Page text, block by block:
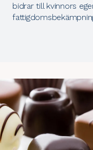
bidrar till kvinnors